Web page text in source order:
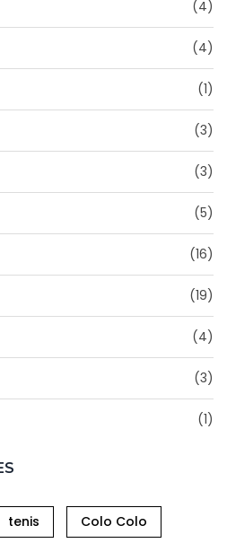
(4)
(4)
(1)
(3)
(3)
(5)
(16)
(19)
(4)
(3)
(1)
tenis Colo Colo